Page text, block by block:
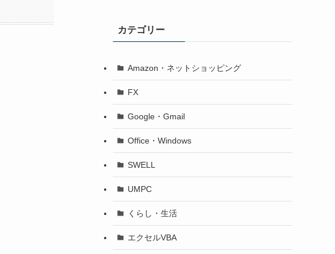
カテゴリー
Amazon・ネットショッピング
FX
Google・Gmail
Office・Windows
SWELL
UMPC
くらし・生活
エクセルVBA